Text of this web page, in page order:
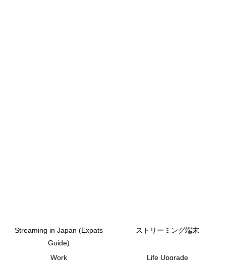
Streaming in Japan (Expats
Guide)
ストリーミング端末
Work Life Upgrade